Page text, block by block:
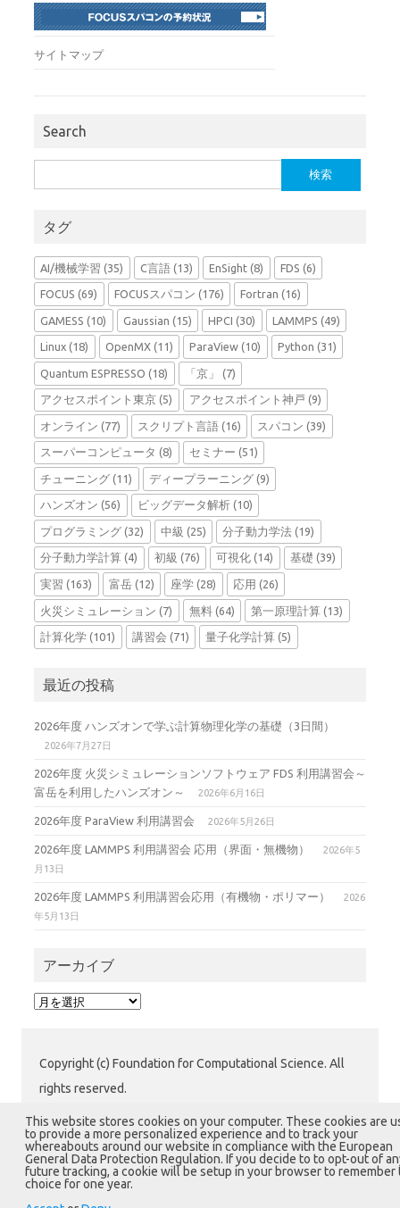
サイトマップ
Search
索:
タグ
AI/機械学習 (35) C言語(13) EnSight (8) FDS (6)
FOCUS (69) FOCUSスパコン (176) Fortran (16)
GAMESS (10) Gaussian (15) HPCI (30) LAMMPS (49)
Linux (18) OpenMX(11) ParaView (10) Python (31)
Quantum ESPRESSO (18) 「京」 (7)
アクセスポイント東京 (5) アクセスポイント神戸 (9)
オンライン (77) スクリプト言語(16) スパコン (39)
スーパーコンピュータ (8) セミナー (51)
チューニング (11) ディープラーニング(9)
ハンズオン (56) ビッグデータ解析(10)
プログラミング (32) 中級 (25) 分子動力学法 (19)
分子動力学計算 (4) 初級 (76) 可視化 (14) 基礎 (39)
実習 (163) 富岳(12) 座学 (28) 応用 (26)
火災シミュレーション (7) 無料(64) 第一原理計算 (13)
計算化学 (101) 講習会 (71) 量子化学計算 (5)
最近の投稿
2026年度 ハンズオンで学ぶ計算物理化学の基礎（3日間）
2026年7月27日
2026年度 火災シミュレーションソフトウェア FDS 利用講習会～
富岳を利用したハンズオン～
2026年6月16日
2026年度 ParaView 利用講習会 2026年5月26日
2026年度 LAMMPS 利用講習会 応用（界面・無機物）
2026年5
月13日
2026年度 LAMMPS 利用講習会応用（有機物・ポリマー）
2026
年5月13日
アーカイブ
ア
ブ
Copyright (c) Foundation for Computational Science. All
rights reserved.
公益財団法人 計算科学振興財団 (FOCUS) 運用グループ
〒650-0047 兵庫県神戸市中央区港島南町7-1-28 計算科
学センタービル1階
This website stores cookies on your computer. These cookies are
to provide a more personalized experience and to track your
whereabouts around our website in compliance with the European
General Data Protection Regulation. If you decide to to opt-out of
future tracking, a cookie will be setup in your browser to remember
choice for one year.